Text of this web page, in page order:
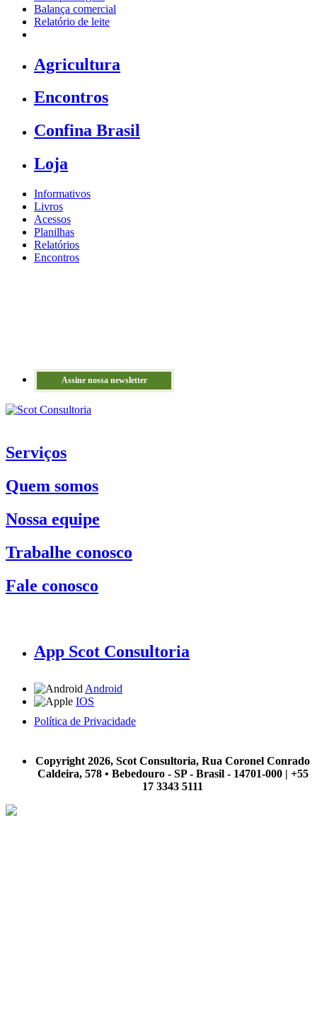
Balança comercial
Relatório de leite
Agricultura
Encontros
Confina Brasil
Loja
Informativos
Livros
Acessos
Planilhas
Relatórios
Encontros
Assine nossa newsletter
Serviços
Quem somos
Nossa equipe
Trabalhe conosco
Fale conosco
App Scot Consultoria
Android
IOS
Política de Privacidade
Copyright 2026, Scot Consultoria, Rua Coronel Conrado
Caldeira, 578 • Bebedouro - SP - Brasil - 14701-000 | +55
17 3343 5111